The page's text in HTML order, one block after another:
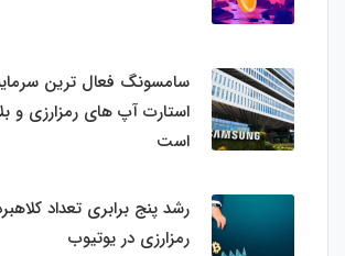
سامسونگ فعال‌ ترین
استارت‌ آپ‌ های رمزارزی و
است
رشد پنج برابری تعداد
رمزارزی در یوتیوب